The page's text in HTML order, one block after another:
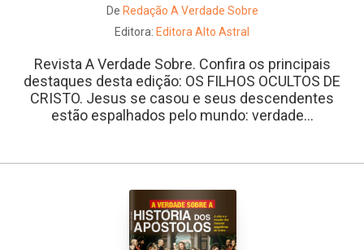
De Redação A Verdade Sobre
Editora: Editora Alto Astral
Revista A Verdade Sobre. Confira os principais
destaques desta edição: OS FILHOS OCULTOS DE
CRISTO. Jesus se casou e seus descendentes
estão espalhados pelo mundo: verdade...